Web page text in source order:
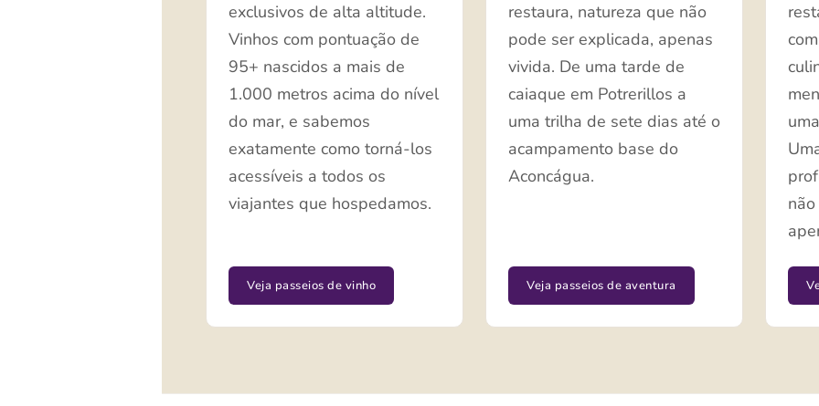
exclusivos de alta altitude.
Vinhos com pontuação de
95+ nascidos a mais de
1.000 metros acima do nível
do mar, e sabemos
exatamente como torná-los
acessíveis a todos os
viajantes que hospedamos.
Veja passeios de vinho
restaura, natureza que não
pode ser explicada, apenas
vivida. De uma tarde de
caiaque em Potrerillos a
uma trilha de sete dias até o
acampamento base do
Aconcágua.
Veja passeios de aventura